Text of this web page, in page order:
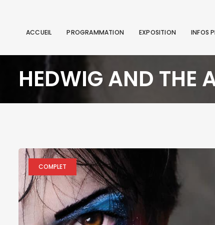
ACCUEIL PROGRAMMATION EXPOSITION INFOS
HEDWIG AND THE
COMPLET